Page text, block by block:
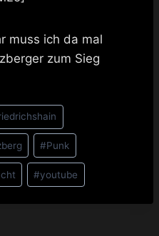
muss ich da mal
zum Sieg
#Punk
#youtube